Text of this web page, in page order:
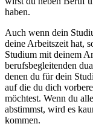
haben.
Auch wenn dein
deine Arbeitszeit hat,
Studium mit deinem
berufsbegleitenden
denen du für dein
auf die du dich
möchtest. Wenn du
abstimmst, wird es
kommen.